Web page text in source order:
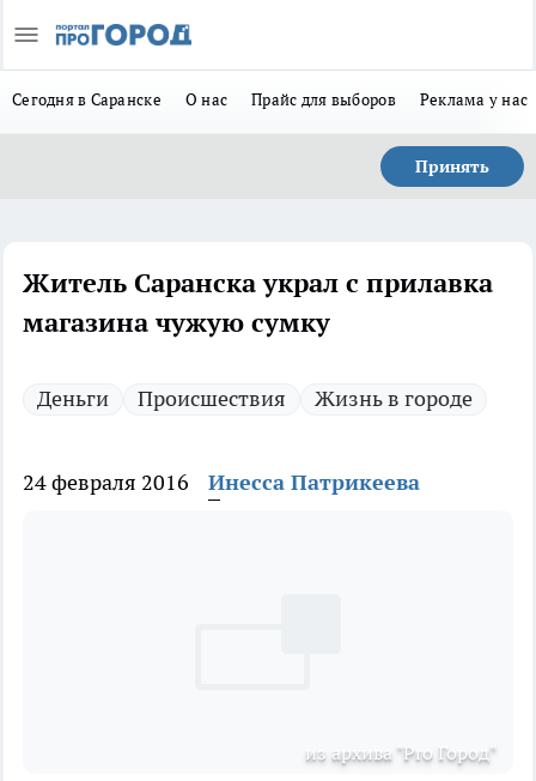
Сегодня в Саранске О нас Прайс для выборов Реклама у нас
Принять
Житель Саранска украл с прилавка
магазина чужую сумку
Деньги Происшествия Жизнь в городе
24 февраля 2016 Инесса Патрикеева
из архива "Pro Город"